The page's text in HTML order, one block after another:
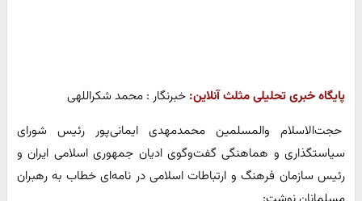
پایگاه خبری تحلیلی مثلث آنلاین: خبرنگار : محمد شکراللهی
حجت‌الاسلام والمسلمین محمدمهدی ایمانی‌پور رئیس شورای
سیاستگذاری و هماهنگی گفت‌وگوی ادیان جمهوری اسلامی ایران و
رئیس سازمان فرهنگ و ارتباطات اسلامی در نامه‌ای خطاب به رهبران